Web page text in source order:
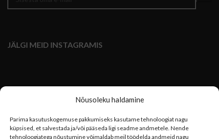
Nõusoleku haldamine
Parima kasutuskogemuse pakkumiseks kasutame tehnoloogiat nagu
küpsised, et salvestada ja/või pääseda ligi seadme andmetele. Nende
tehnoloogiatega nõustumine võimaldab meil töödelda andmeid nagu
JÄLGI MEID INSTAGRAMIS